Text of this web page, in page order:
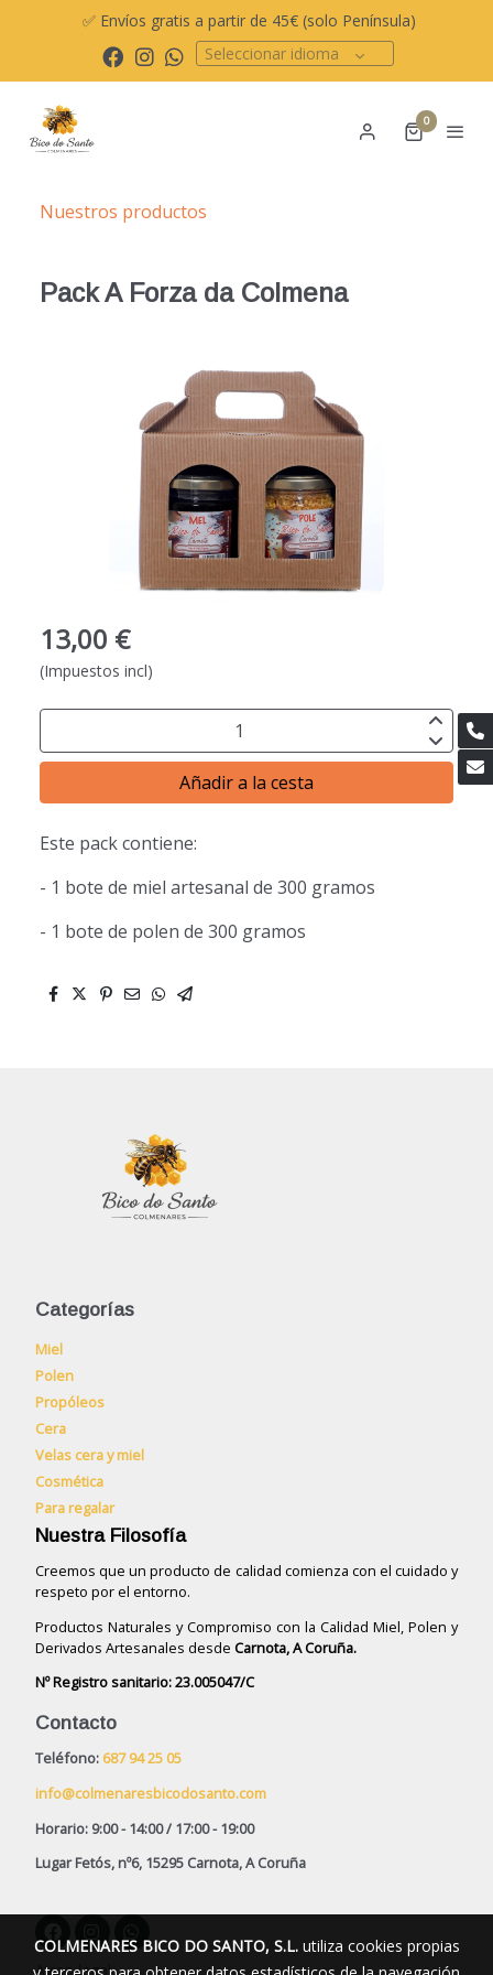
✅ Envíos gratis a partir de 45€ (solo Península)
Seleccionar idioma
0
Nuestros productos
Pack A Forza da Colmena
13,00 €
(Impuestos incl)
Añadir a la cesta
Este pack contiene:
- 1 bote de miel artesanal de 300 gramos
- 1 bote de polen de 300 gramos
Categorías
Miel
Polen
Propóleos
Cera
Velas cera y miel
Cosmética
Para regalar
Nuestra Filosofía
Creemos que un producto de calidad comienza con el cuidado y
respeto por el entorno.
Productos Naturales y Compromiso con la Calidad Miel, Polen y
Derivados Artesanales desde Carnota, A Coruña.
Nº Registro sanitario: 23.005047/C
Contacto
Teléfono: 687 94 25 05
info@colmenaresbicodosanto.com
Horario: 9:00 - 14:00 / 17:00 - 19:00
Lugar Fetós, nº6, 15295 Carnota, A Coruña
Aviso legal
COLMENARES BICO DO SANTO, S.L.utiliza cookies propias